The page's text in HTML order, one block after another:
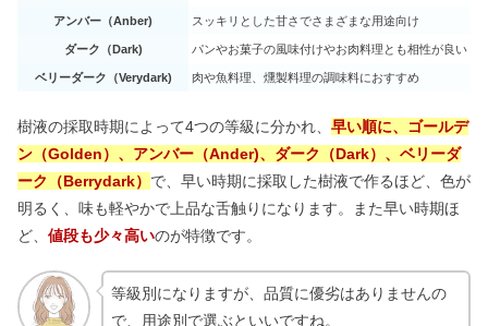
アンバー（Anber) スッキリとした甘さでさまざまな用途向け
ダーク（Dark) パンやお菓子の風味付けやお肉料理とも相性が良い
ベリーダーク（Verydark) 肉や魚料理、燻製料理の調味料におすすめ
樹液の採取時期によって4つの等級に分かれ、 早い順に、ゴールデ
ン（Golden）、アンバー（Ander)、ダーク（Dark）、ベリーダ
ーク（Berrydark） で、早い時期に採取した樹液で作るほど、色が
明るく、味も軽やかで上品な舌触りになります。また早い時期ほ
ど、 値段も少々高いのが特徴です。
等級別になりますが、品質に優劣はありませんの
で、用途別で選ぶといいですね。